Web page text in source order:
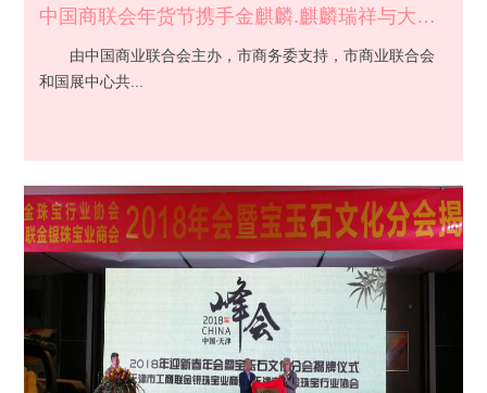
中国商联会年货节携手金麒麟.麒麟瑞祥与大家过大年
由中国商业联合会主办，市商务委支持，市商业联合会
和国展中心共...